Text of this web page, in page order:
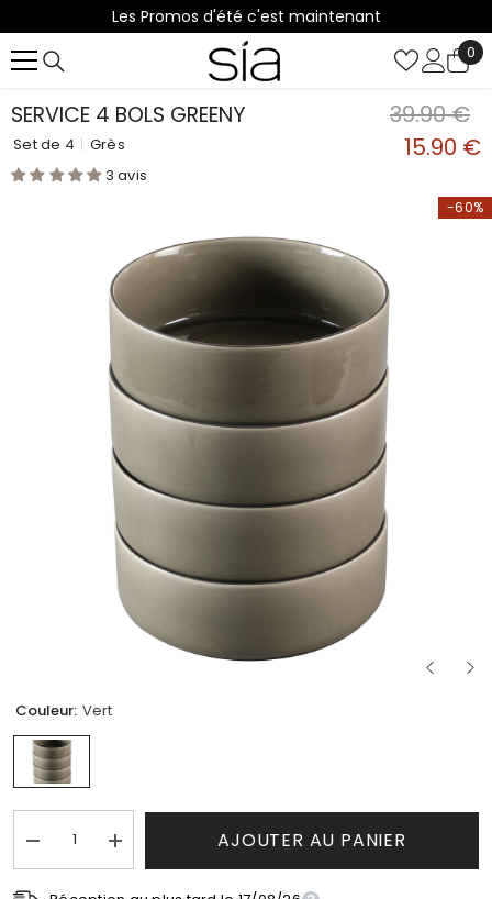
IGNORER ET PASSER AU CONTENU
Les Promos d'été c'est maintenant
0
0
SERVICE 4 BOLS GREENY
Set de 4 | Grès
3 avis
39.90 €
15.90 €
-60%
Couleur: Vert
Réduire
la
la
AJOUTER AU PANIER